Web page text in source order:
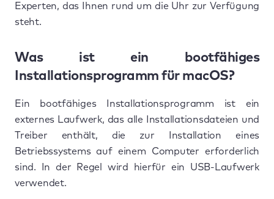
Experten, das Ihnen rund um die Uhr zur Verfügung
steht.
Was ist ein bootfähiges
Installationsprogramm für macOS?
Ein bootfähiges Installationsprogramm ist ein
externes Laufwerk, das alle Installationsdateien und
Treiber enthält, die zur Installation eines
Betriebssystems auf einem Computer erforderlich
sind. In der Regel wird hierfür ein USB-Laufwerk
verwendet.